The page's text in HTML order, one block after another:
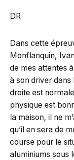
DR
Dans cette
Monflanquin,
de mes attentes
à son driver
droite est
physique est
la maison, il ne
qu’il en sera de
course pour le
aluminiums sous